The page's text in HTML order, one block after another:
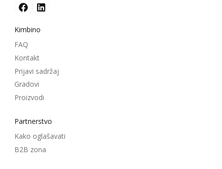
Kimbino
FAQ
Kontakt
Prijavi sadržaj
Gradovi
Proizvodi
Partnerstvo
Kako oglašavati
B2B zona